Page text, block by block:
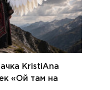
KristiAna
«Ой там на